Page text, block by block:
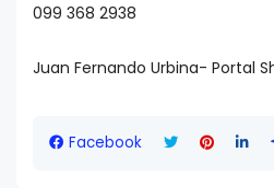
099 368 2938
Juan Fernando Urbina- Portal
Facebook